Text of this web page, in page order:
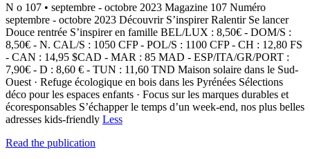
N o 107 • septembre - octobre 2023 Magazine 107 Numéro
septembre - octobre 2023 Découvrir S’inspirer Ralentir Se lancer
Douce rentrée S’inspirer en famille BEL/LUX : 8,50€ - DOM/S :
8,50€ - N. CAL/S : 1050 CFP - POL/S : 1100 CFP - CH : 12,80 FS
- CAN : 14,95 $CAD - MAR : 85 MAD - ESP/ITA/GR/PORT :
7,90€ - D : 8,60 € - TUN : 11,60 TND Maison solaire dans le Sud-
Ouest · Refuge écologique en bois dans les Pyrénées Sélections
déco pour les espaces enfants · Focus sur les marques durables et
écoresponsables S’échapper le temps d’un week-end, nos plus belles
adresses kids-friendly Less
Read the publication